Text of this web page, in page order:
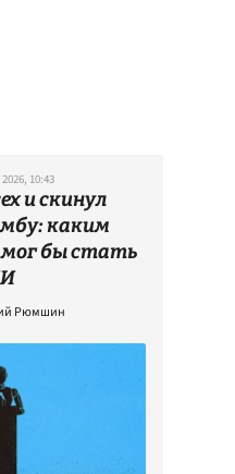
10:43
и скинул
каким
бы стать
Рюмшин